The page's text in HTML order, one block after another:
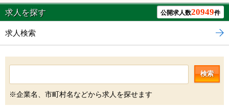
求人を探す 公開求人数20949件
求人検索
検索
※企業名、市町村名などから求人を探せます